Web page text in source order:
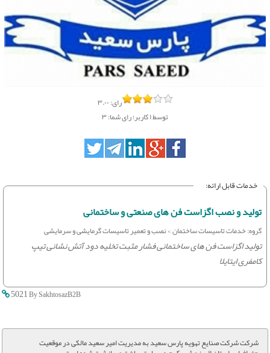
رای:۳.۰۰
توسط۱کاربر؛رای شما: ۳
خدمات قابل ارائه:
تولید و نصب اگزاست فن های صنعتی و ساختمانی
گروه: خدمات تاسیسات ساختمان > نصب و تعمیر تاسیسات گرمایشی و سرمایشی
تولید اگزاست فن های ساختمانی فشار مثبت تخلیه دود آتش نشانی تیپ
کامفری ایتایلا
5021By SakhtosazB2B
شرکت شرکت صنایع تهویه پارس سعید به مدیریت امیر سعید مالکی در موقعیت